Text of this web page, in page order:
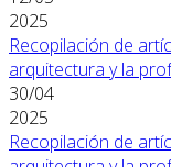
2025
Recopilación de
arquitectura y la
30/04
2025
Recopilación de